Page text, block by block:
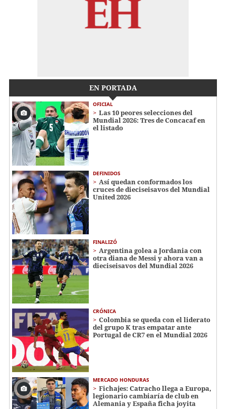
EN PORTADA
OFICIAL
Las 10 peores selecciones del
Mundial 2026: Tres de Concacaf en
el listado
DEFINIDOS
Así quedan conformados los
cruces de dieciseisavos del Mundial
United 2026
FINALIZÓ
Argentina golea a Jordania con
otra diana de Messi y ahora van a
dieciseisavos del Mundial 2026
CRÓNICA
Colombia se queda con el liderato
del grupo K tras empatar ante
Portugal de CR7 en el Mundial 2026
MERCADO HONDURAS
Fichajes: Catracho llega a Europa,
legionario cambiaría de club en
Alemania y España ficha joyita